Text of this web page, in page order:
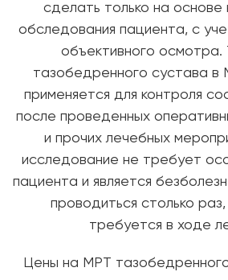
сделать только на основе
обследования пациента, с
объективного
тазобедренного сустава в
применяется для контроля
после проведенных
и прочих лечебных
исследование не требует
пациента и является
проводиться столько раз,
требуется в ходе
Цены на МРТ